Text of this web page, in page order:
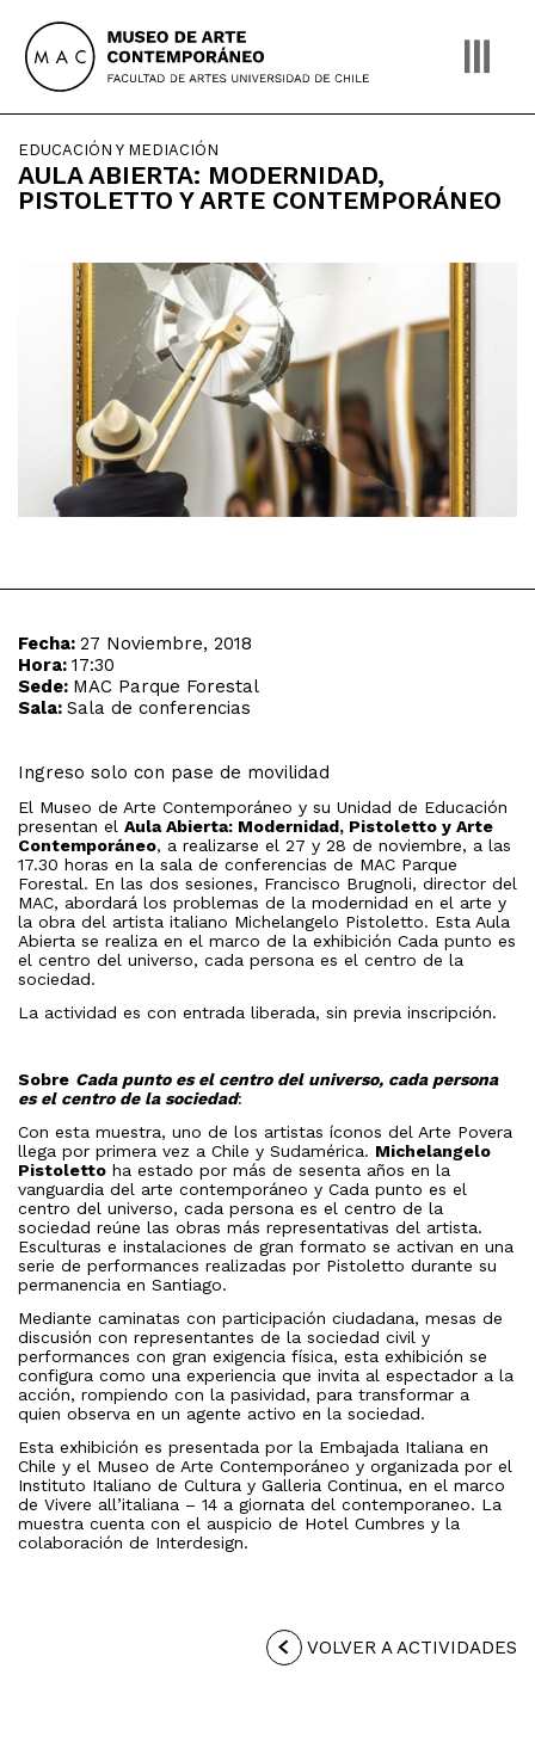
content
EDUCACIÓN Y MEDIACIÓN
AULA ABIERTA: MODERNIDAD,
PISTOLETTO Y ARTE CONTEMPORÁNEO
Fecha: 27 Noviembre, 2018
Hora: 17:30
Sede: MAC Parque Forestal
Sala: Sala de conferencias
Ingreso solo con pase de movilidad
El Museo de Arte Contemporáneo y su Unidad de Educación
presentan el Aula Abierta: Modernidad, Pistoletto y Arte
Contemporáneo, a realizarse el 27 y 28 de noviembre, a las
17.30 horas en la sala de conferencias de MAC Parque
Forestal. En las dos sesiones, Francisco Brugnoli, director del
MAC, abordará los problemas de la modernidad en el arte y
la obra del artista italiano Michelangelo Pistoletto. Esta Aula
Abierta se realiza en el marco de la exhibición Cada punto es
el centro del universo, cada persona es el centro de la
sociedad.
La actividad es con entrada liberada, sin previa inscripción.
Sobre Cada punto es el centro del universo, cada persona
es el centro de la sociedad:
Con esta muestra, uno de los artistas íconos del Arte Povera
llega por primera vez a Chile y Sudamérica. Michelangelo
Pistoletto ha estado por más de sesenta años en la
vanguardia del arte contemporáneo y Cada punto es el
centro del universo, cada persona es el centro de la
sociedad reúne las obras más representativas del artista.
Esculturas e instalaciones de gran formato se activan en una
serie de performances realizadas por Pistoletto durante su
permanencia en Santiago.
Mediante caminatas con participación ciudadana, mesas de
discusión con representantes de la sociedad civil y
performances con gran exigencia física, esta exhibición se
configura como una experiencia que invita al espectador a la
acción, rompiendo con la pasividad, para transformar a
quien observa en un agente activo en la sociedad.
Esta exhibición es presentada por la Embajada Italiana en
Chile y el Museo de Arte Contemporáneo y organizada por el
Instituto Italiano de Cultura y Galleria Continua, en el marco
de Vivere all’italiana – 14 a giornata del contemporaneo. La
muestra cuenta con el auspicio de Hotel Cumbres y la
colaboración de Interdesign.
VOLVER A ACTIVIDADES